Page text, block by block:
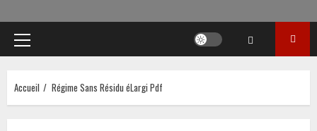
Menu
principal
Accueil Régime Sans Résidu éLargi Pdf